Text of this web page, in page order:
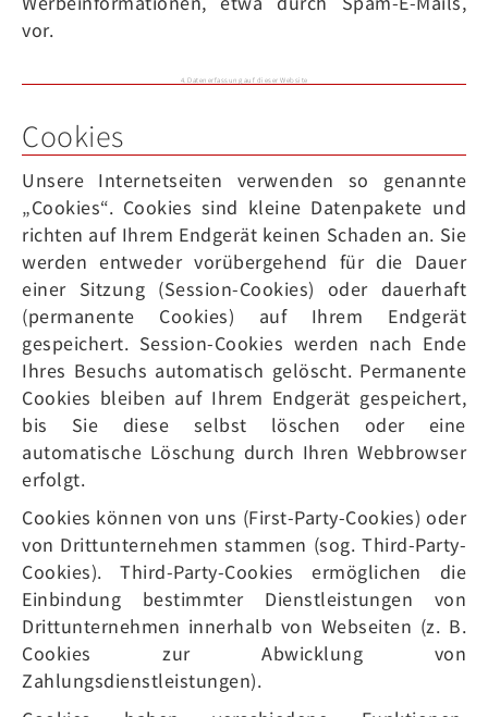
vor.
4. Datenerfassung auf dieser Website
Cookies
Unsere Internetseiten verwenden so genannte
„Cookies“. Cookies sind kleine Datenpakete und
richten auf Ihrem Endgerät keinen Schaden an. Sie
werden entweder vorübergehend für die Dauer
einer Sitzung (Session-Cookies) oder dauerhaft
(permanente Cookies) auf Ihrem Endgerät
gespeichert. Session-Cookies werden nach Ende
Ihres Besuchs automatisch gelöscht. Permanente
Cookies bleiben auf Ihrem Endgerät gespeichert,
bis Sie diese selbst löschen oder eine
automatische Löschung durch Ihren Webbrowser
erfolgt.
Cookies können von uns (First-Party-Cookies) oder
von Drittunternehmen stammen (sog. Third-Party-
Cookies). Third-Party-Cookies ermöglichen die
Einbindung bestimmter Dienstleistungen von
Drittunternehmen innerhalb von Webseiten (z. B.
Cookies zur Abwicklung von
Zahlungsdienstleistungen).